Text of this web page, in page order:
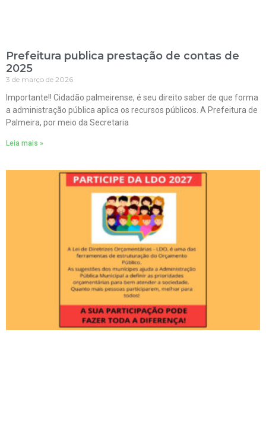
Prefeitura publica prestação de contas de
2025
3 de março de 2026
Importante!! Cidadão palmeirense, é seu direito saber de que forma
a administração pública aplica os recursos públicos. A Prefeitura de
Palmeira, por meio da Secretaria
Leia mais »